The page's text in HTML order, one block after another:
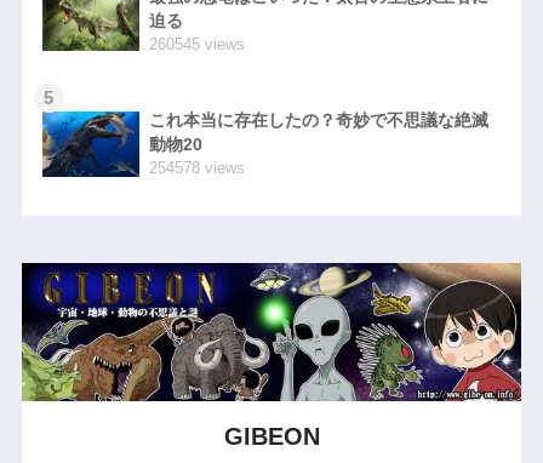
迫る
260545 views
5
これ本当に存在したの？奇妙で不思議な絶滅
動物20
254578 views
GIBEON